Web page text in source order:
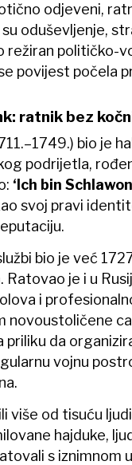
odjeveni,
su oduševljenje,
režiran političko-
povijest počela
ratnik bez
bio je
podrijetla,
‘Ich bin
svoj pravi
bio je već
Ratovao je i u
i
novoustoličene
priliku da
vojnu
više od tisuću
hajduke,
s iznimnom